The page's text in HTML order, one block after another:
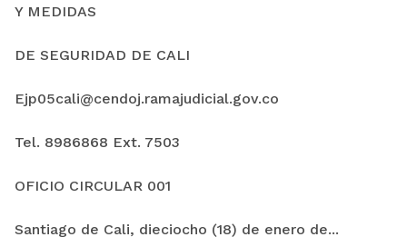
Y MEDIDAS
DE SEGURIDAD DE CALI
Ejp05cali@cendoj.ramajudicial.gov.co
Tel. 8986868 Ext. 7503
OFICIO CIRCULAR 001
Santiago de Cali, dieciocho (18) de enero de...